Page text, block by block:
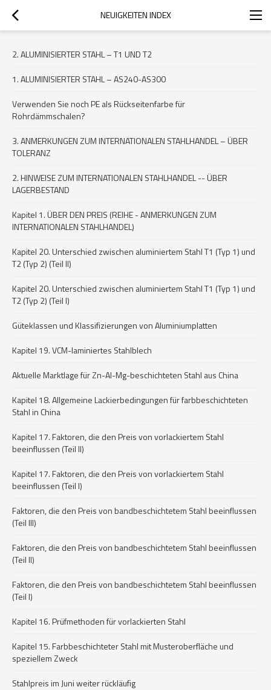
NEUIGKEITEN INDEX
2. ALUMINISIERTER STAHL – T1 UND T2
1. ALUMINISIERTER STAHL – AS240-AS300
Verwenden Sie noch PE als Rückseitenfarbe für
Rohrdämmschalen?
3. ANMERKUNGEN ZUM INTERNATIONALEN STAHLHANDEL – ÜBER
TOLERANZ
2. HINWEISE ZUM INTERNATIONALEN STAHLHANDEL -- ÜBER
LAGERBESTAND
Kapitel 1. ÜBER DEN PREIS (REIHE - ANMERKUNGEN ZUM
INTERNATIONALEN STAHLHANDEL)
Kapitel 20. Unterschied zwischen aluminiertem Stahl T1 (Typ 1) und
T2 (Typ 2) (Teil II)
Kapitel 20. Unterschied zwischen aluminiertem Stahl T1 (Typ 1) und
T2 (Typ 2) (Teil I)
Güteklassen und Klassifizierungen von Aluminiumplatten
Kapitel 19. VCM-laminiertes Stahlblech
Aktuelle Marktlage für Zn-Al-Mg-beschichteten Stahl aus China
Kapitel 18. Allgemeine Lackierbedingungen für farbbeschichteten
Stahl in China
Kapitel 17. Faktoren, die den Preis von vorlackiertem Stahl
beeinflussen (Teil II)
Kapitel 17. Faktoren, die den Preis von vorlackiertem Stahl
beeinflussen (Teil I)
Faktoren, die den Preis von bandbeschichtetem Stahl beeinflussen
(Teil III)
Faktoren, die den Preis von bandbeschichtetem Stahl beeinflussen
(Teil II)
Faktoren, die den Preis von bandbeschichtetem Stahl beeinflussen
(Teil I)
Kapitel 16. Prüfmethoden für vorlackierten Stahl
Kapitel 15. Farbbeschichteter Stahl mit Musteroberfläche und
speziellem Zweck
Stahlpreis im Juni weiter rückläufig